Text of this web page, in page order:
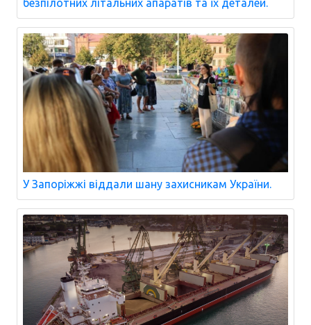
безпілотних літальних апаратів та їх деталей.
У Запоріжжі віддали шану захисникам України.